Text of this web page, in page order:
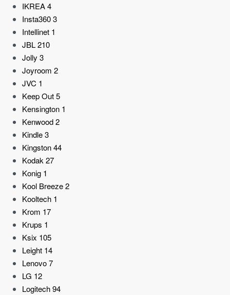
IKREA4
Insta3603
Intellinet 1
JBL210
Jolly 3
Joyroom 2
JVC 1
Keep Out5
Kensington 1
Kenwood2
Kindle3
Kingston44
Kodak27
Konig 1
Kool Breeze2
Kooltech 1
Krom 17
Krups 1
Ksix 105
Leight 14
Lenovo7
LG 12
Logitech94